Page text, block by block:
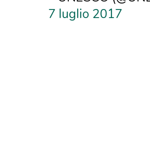
7 luglio 2017